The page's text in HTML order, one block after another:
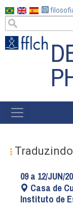
to
main
content
MENU
09 a 12/JUN/
Casa de
Instituto de